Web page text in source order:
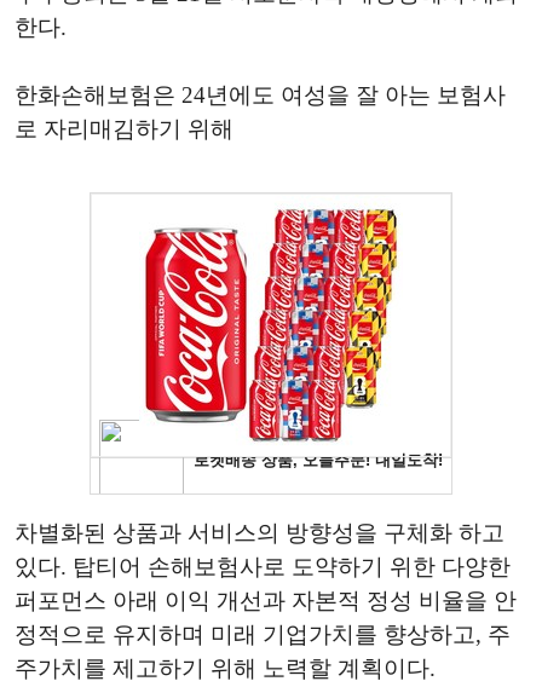
한다.
한화손해보험은 24년에도 여성을 잘 아는 보험사
로 자리매김하기 위해
차별화된 상품과 서비스의 방향성을 구체화 하고
있다. 탑티어 손해보험사로 도약하기 위한 다양한
퍼포먼스 아래 이익 개선과 자본적 정성 비율을 안
정적으로 유지하며 미래 기업가치를 향상하고, 주
주가치를 제고하기 위해 노력할 계획이다.